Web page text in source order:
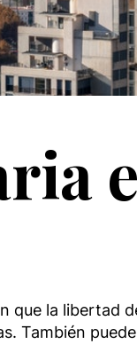
que la libertad
También